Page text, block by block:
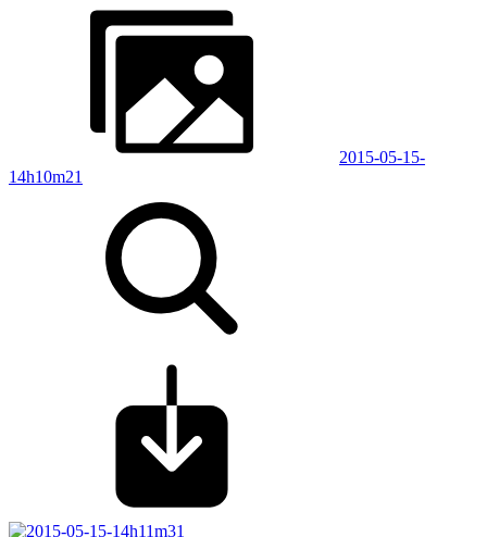
2015-05-15-
14h10m21